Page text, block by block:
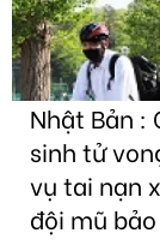
Nhật Bản :
sinh tử
vụ tai nạn
đội mũ